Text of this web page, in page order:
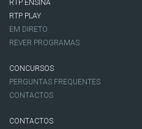
RTP ENSINA
RTP PLAY
EM DIRETO
REVER PROGRAMAS
CONCURSOS
PERGUNTAS FREQUENTES
CONTACTOS
CONTACTOS